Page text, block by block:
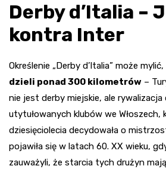
Derby d’Italia –
kontra Inter
Określenie „Derby d’Italia” może
dzieli ponad 300 kilometrów –
nie jest derby miejskie, ale
utytułowanych klubów we Włoszech,
dziesięciolecia decydowała o
pojawiła się w latach 60. XX wieku,
zauważyli, że starcia tych drużyn